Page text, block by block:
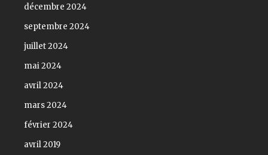
décembre 2024
septembre 2024
juillet 2024
mai 2024
avril 2024
mars 2024
février 2024
avril 2019